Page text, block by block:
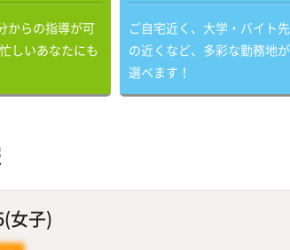
からの指導が可
しいあなたにも
ご自宅近く、大学・バイト先
の近くなど、多彩な勤務地が
選べます！
女子)